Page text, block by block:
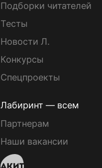
Подборки читателей
Тесты
Новости Л.
Конкурсы
Спецпроекты
Лабиринт — всем
Партнерам
Наши вакансии